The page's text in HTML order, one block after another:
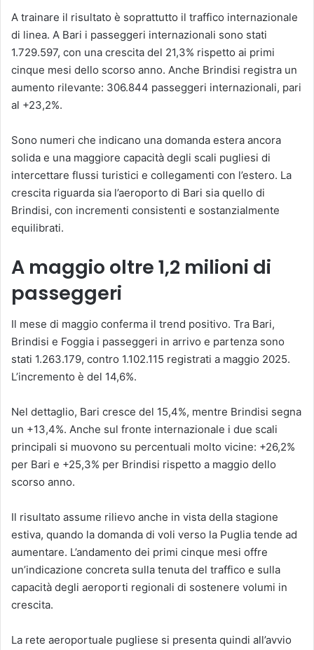
A trainare il risultato è soprattutto il traffico internazionale
di linea. A Bari i passeggeri internazionali sono stati
1.729.597, con una crescita del 21,3% rispetto ai primi
cinque mesi dello scorso anno. Anche Brindisi registra un
aumento rilevante: 306.844 passeggeri internazionali, pari
al +23,2%.
Sono numeri che indicano una domanda estera ancora
solida e una maggiore capacità degli scali pugliesi di
intercettare flussi turistici e collegamenti con l’estero. La
crescita riguarda sia l’aeroporto di Bari sia quello di
Brindisi, con incrementi consistenti e sostanzialmente
equilibrati.
A maggio oltre 1,2 milioni di
passeggeri
Il mese di maggio conferma il trend positivo. Tra Bari,
Brindisi e Foggia i passeggeri in arrivo e partenza sono
stati 1.263.179, contro 1.102.115 registrati a maggio 2025.
L’incremento è del 14,6%.
Nel dettaglio, Bari cresce del 15,4%, mentre Brindisi segna
un +13,4%. Anche sul fronte internazionale i due scali
principali si muovono su percentuali molto vicine: +26,2%
per Bari e +25,3% per Brindisi rispetto a maggio dello
scorso anno.
Il risultato assume rilievo anche in vista della stagione
estiva, quando la domanda di voli verso la Puglia tende ad
aumentare. L’andamento dei primi cinque mesi offre
un’indicazione concreta sulla tenuta del traffico e sulla
capacità degli aeroporti regionali di sostenere volumi in
crescita.
La rete aeroportuale pugliese si presenta quindi all’avvio